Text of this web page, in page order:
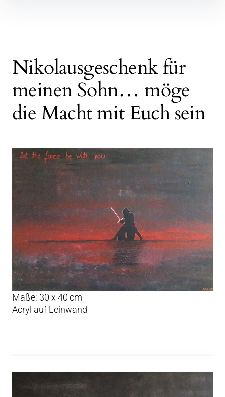
Nikolausgeschenk für
meinen Sohn… möge
die Macht mit Euch sein
Maße: 30 x 40 cm
Acryl auf Leinwand